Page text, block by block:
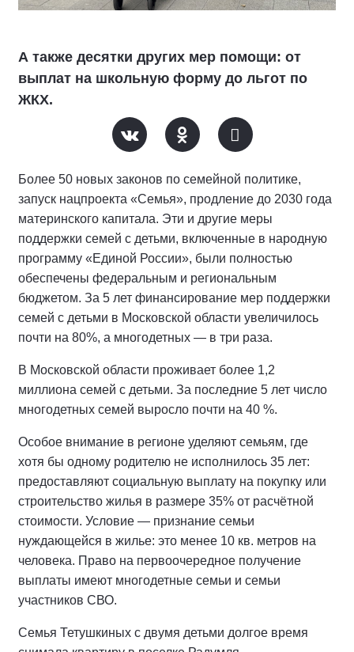
А также десятки других мер помощи: от
выплат на школьную форму до льгот по
ЖКХ.
Более 50 новых законов по семейной политике,
запуск нацпроекта «Семья», продление до 2030 года
материнского капитала. Эти и другие меры
поддержки семей с детьми, включенные в народную
программу «Единой России», были полностью
обеспечены федеральным и региональным
бюджетом. За 5 лет финансирование мер поддержки
семей с детьми в Московской области увеличилось
почти на 80%, а многодетных — в три раза.
В Московской области проживает более 1,2
миллиона семей с детьми. За последние 5 лет число
многодетных семей выросло почти на 40 %.
Особое внимание в регионе уделяют семьям, где
хотя бы одному родителю не исполнилось 35 лет:
предоставляют социальную выплату на покупку или
строительство жилья в размере 35% от расчётной
стоимости. Условие — признание семьи
нуждающейся в жилье: это менее 10 кв. метров на
человека. Право на первоочередное получение
выплаты имеют многодетные семьи и семьи
участников СВО.
Семья Тетушкиных с двумя детьми долгое время